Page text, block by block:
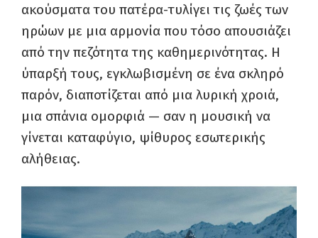
ακούσματα του πατέρα-τυλίγει τις ζωές των
ηρώων με μια αρμονία που τόσο απουσιάζει
από την πεζότητα της καθημερινότητας. Η
ύπαρξή τους, εγκλωβισμένη σε ένα σκληρό
παρόν, διαποτίζεται από μια λυρική χροιά,
μια σπάνια ομορφιά — σαν η μουσική να
γίνεται καταφύγιο, ψίθυρος εσωτερικής
αλήθειας.